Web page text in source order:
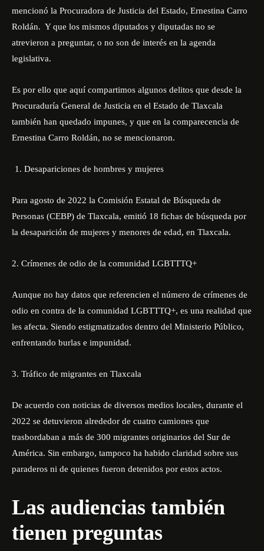
mencionó la Procuradora de Justicia del Estado, Ernestina Carro
Roldán. Y que los mismos diputados y diputadas no se
atrevieron a preguntar, o no son de interés en la agenda
legislativa.
Es por ello que aquí compartimos algunos delitos que desde la
Procuraduría General de Justicia en el Estado de Tlaxcala
también han quedado impunes, y que en la comparecencia de
Ernestina Carro Roldán, no se mencionaron.
Desapariciones de hombres y mujeres
Para agosto de 2022 la Comisión Estatal de Búsqueda de
Personas (CEBP) de Tlaxcala, emitió 18 fichas de búsqueda por
la desaparición de mujeres y menores de edad, en Tlaxcala.
2. Crímenes de odio de la comunidad LGBTTTQ+
Aunque no hay datos que referencien el número de crímenes de
odio en contra de la comunidad LGBTTTQ+, es una realidad que
les afecta. Siendo estigmatizados dentro del Ministerio Público,
enfrentando burlas e impunidad.
3. Tráfico de migrantes en Tlaxcala
De acuerdo con noticias de diversos medios locales, durante el
2022 se detuvieron alrededor de cuatro camiones que
trasbordaban a más de 300 migrantes originarios del Sur de
América. Sin embargo, tampoco ha habido claridad sobre sus
paraderos ni de quienes fueron detenidos por estos actos.
Las audiencias también
tienen preguntas